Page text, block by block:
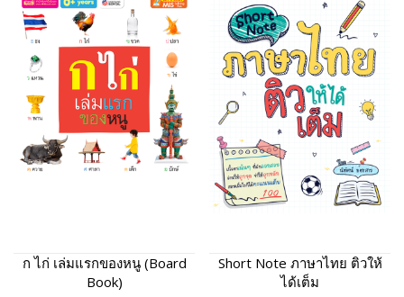
ก ไก่ เล่มแรกของหนู (Board
Book)
Short Note ภาษาไทย ติวให้
ได้เต็ม